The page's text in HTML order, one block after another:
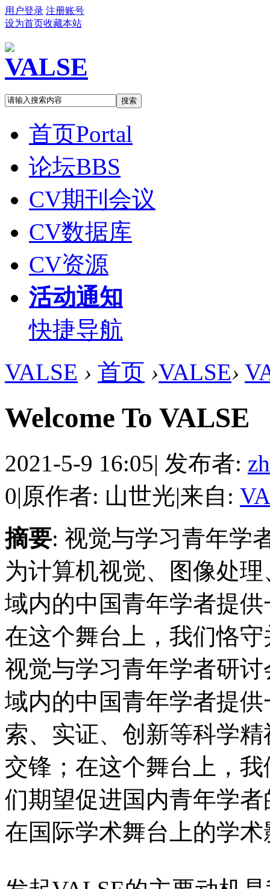
用户登录 注册账号
设为首页收藏本站
搜索
首页Portal
论坛BBS
CV期刊会议
CV数据库
CV资源
活动通知
快捷导航
VALSE › 首页 ›VALSE›
Welcome To VALSE
2021-5-9 16:05| 发布者:
0|原作者: 山世光|来自:
摘要: 视觉与学习青年学
为计算机视觉、图像处
域内的中国青年学者提
在这个舞台上，我们恪
视觉与学习青年学者研
域内的中国青年学者提
索、实证、创新等科学
交锋；在这个舞台上，
们期望促进国内青年学
在国际学术舞台上的学